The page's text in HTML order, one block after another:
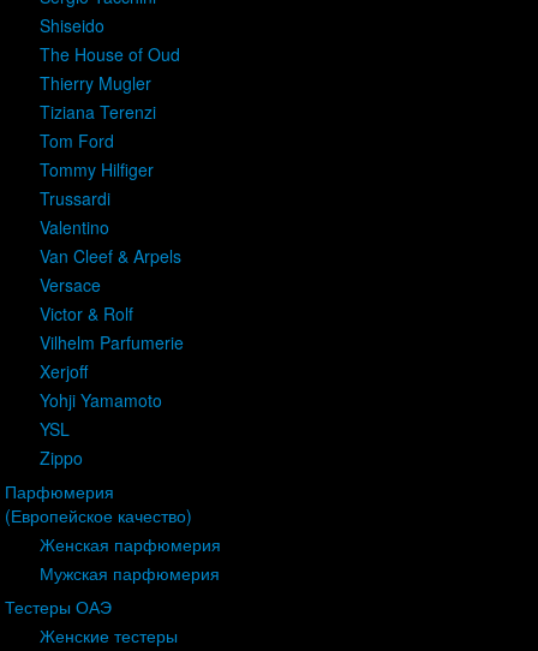
Shiseido
The House of Oud
Thierry Mugler
Tiziana Terenzi
Tom Ford
Tommy Hilfiger
Trussardi
Valentino
Van Cleef & Arpels
Versace
Victor & Rolf
Vilhelm Parfumerie
Xerjoff
Yohji Yamamoto
YSL
Zippo
Парфюмерия
(Европейское качество)
Женская парфюмерия
Мужская парфюмерия
Тестеры ОАЭ
Женские тестеры